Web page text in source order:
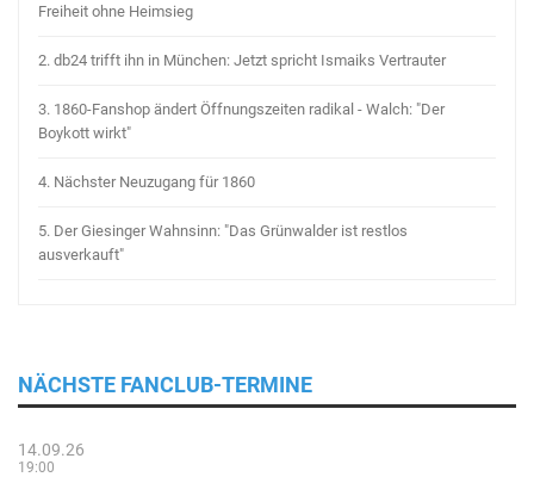
Freiheit ohne Heimsieg
2. db24 trifft ihn in München: Jetzt spricht Ismaiks Vertrauter
3. 1860-Fanshop ändert Öffnungszeiten radikal - Walch: "Der
Boykott wirkt"
4. Nächster Neuzugang für 1860
5. Der Giesinger Wahnsinn: "Das Grünwalder ist restlos
ausverkauft"
NÄCHSTE FANCLUB-TERMINE
14.09.26
19:00